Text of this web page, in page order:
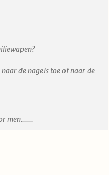
de nagels toe of naar de
men......